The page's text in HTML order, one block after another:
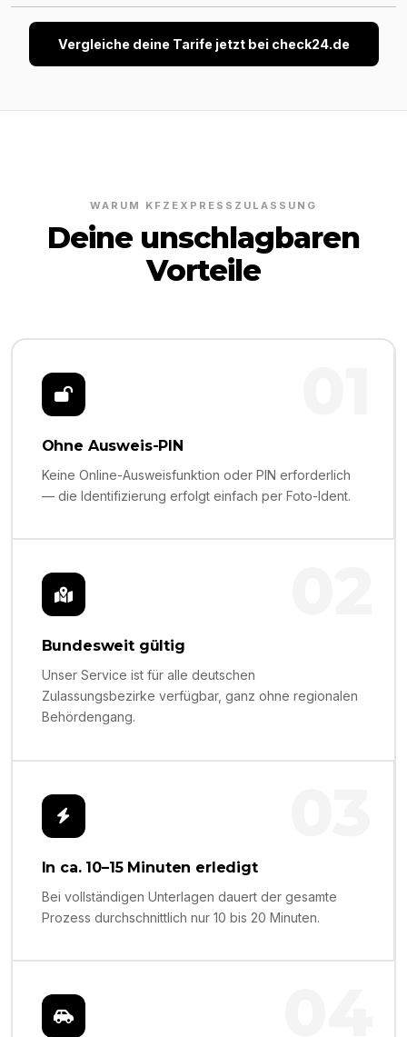
Vergleiche deine Tarife jetzt bei check24.de
WARUM KFZEXPRESSZULASSUNG
Deine unschlagbaren
Vorteile
Ohne Ausweis-PIN
Keine Online-Ausweisfunktion oder PIN erforderlich
— die Identifizierung erfolgt einfach per Foto-Ident.
Bundesweit gültig
Unser Service ist für alle deutschen
Zulassungsbezirke verfügbar, ganz ohne regionalen
Behördengang.
In ca. 10–15 Minuten erledigt
Bei vollständigen Unterlagen dauert der gesamte
Prozess durchschnittlich nur 10 bis 20 Minuten.